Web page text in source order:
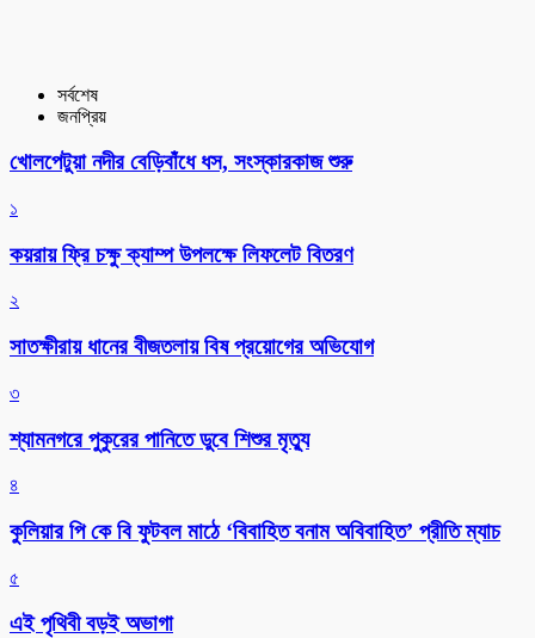
সর্বশেষ
জনপ্রিয়
খোলপেটুয়া নদীর বেড়িবাঁধে ধস, সংস্কারকাজ শুরু
১
কয়রায় ফ্রি চক্ষু ক্যাম্প উপলক্ষে লিফলেট বিতরণ
২
সাতক্ষীরায় ধানের বীজতলায় বিষ প্রয়োগের অভিযোগ
৩
শ্যামনগরে পুকুরের পানিতে ডুবে শিশুর মৃত্যু
৪
কুলিয়ার পি কে বি ফুটবল মাঠে ‘বিবাহিত বনাম অবিবাহিত’ প্রীতি ম্যাচ
৫
এই পৃথিবী বড়ই অভাগা